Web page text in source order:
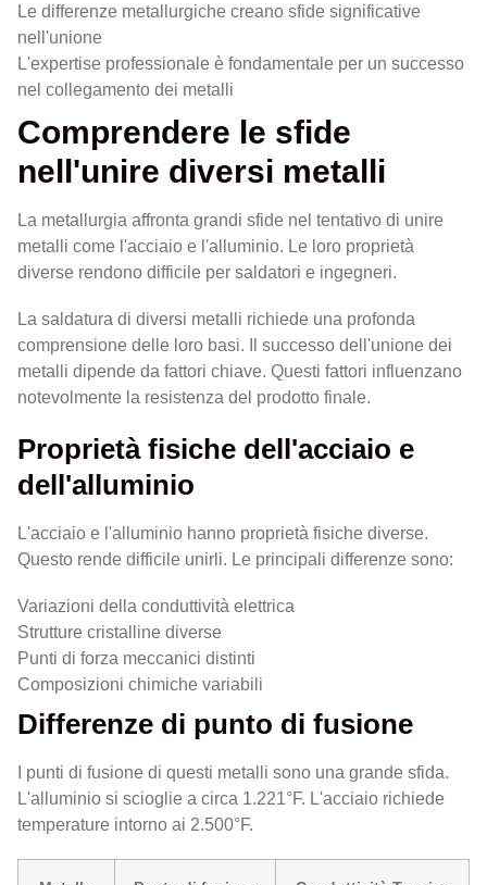
Le differenze metallurgiche creano sfide significative
nell'unione
L'expertise professionale è fondamentale per un successo
nel collegamento dei metalli
Comprendere le sfide
nell'unire diversi metalli
La metallurgia affronta grandi sfide nel tentativo di unire
metalli come l'acciaio e l'alluminio. Le loro proprietà
diverse rendono difficile per saldatori e ingegneri.
La saldatura di diversi metalli richiede una profonda
comprensione delle loro basi. Il successo dell'unione dei
metalli dipende da fattori chiave. Questi fattori influenzano
notevolmente la resistenza del prodotto finale.
Proprietà fisiche dell'acciaio e
dell'alluminio
L'acciaio e l'alluminio hanno proprietà fisiche diverse.
Questo rende difficile unirli. Le principali differenze sono:
Variazioni della conduttività elettrica
Strutture cristalline diverse
Punti di forza meccanici distinti
Composizioni chimiche variabili
Differenze di punto di fusione
I punti di fusione di questi metalli sono una grande sfida.
L'alluminio si scioglie a circa 1.221°F. L'acciaio richiede
temperature intorno ai 2.500°F.